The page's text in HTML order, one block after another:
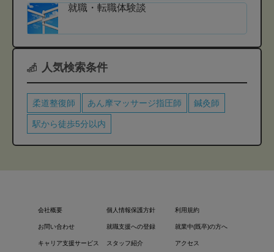
就職・転職体験談
人気検索条件
柔道整復師 あん摩マッサージ指圧師 鍼灸師
駅から徒歩5分以内
会社概要 個人情報保護方針 利用規約
お問い合わせ 就職支援への登録 就業中(既卒)の方へ
キャリア支援サービス スタッフ紹介 アクセス